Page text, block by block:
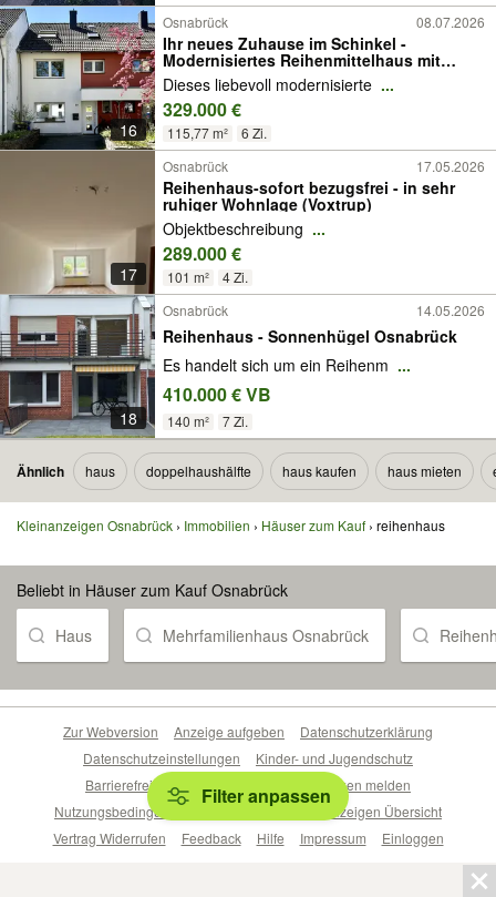
16
Osnabrück 08.07.2026
Ihr neues Zuhause im Schinkel -
Modernisiertes Reihenmittelhaus mit
Garten, Vollkeller & Garage
Dieses liebevoll modernisierte ...
329.000 €
115,77 m² 6 Zi.
17
Osnabrück 17.05.2026
Reihenhaus-sofort bezugsfrei - in sehr
ruhiger Wohnlage (Voxtrup)
Objektbeschreibung ...
289.000 €
101 m² 4 Zi.
18
Osnabrück 14.05.2026
Reihenhaus - Sonnenhügel Osnabrück
Es handelt sich um ein Reihenm ...
410.000 € VB
140 m² 7 Zi.
Ähnlich haus doppelhaushälfte haus kaufen haus mieten
Kleinanzeigen Osnabrück Immobilien Häuser zum Kauf reihenhaus
Beliebt in Häuser zum Kauf Osnabrück
Haus Mehrfamilienhaus Osnabrück
Filter anpassen
Zur Webversion Anzeige aufgeben
Datenschutzerklärung
Datenschutzeinstellungen
Kinder- und Jugendschutz
Barrierefreiheitserklärung
Sicherheitslücken melden
Nutzungsbedingungen
Beliebte Suchen
Anzeigen Übersicht
Vertrag Widerrufen
Feedback Hilfe Impressum Einloggen